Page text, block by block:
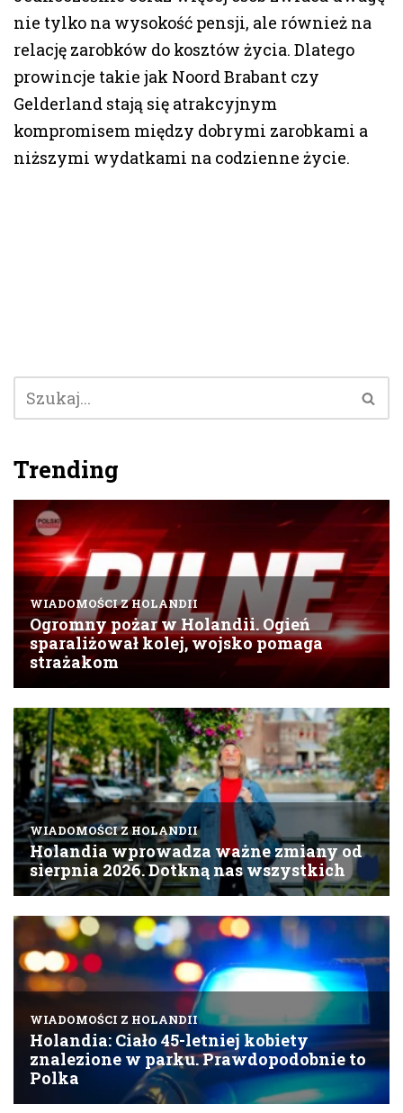
nie tylko na wysokość pensji, ale również na
relację zarobków do kosztów życia. Dlatego
prowincje takie jak Noord Brabant czy
Gelderland stają się atrakcyjnym
kompromisem między dobrymi zarobkami a
niższymi wydatkami na codzienne życie.
Trending